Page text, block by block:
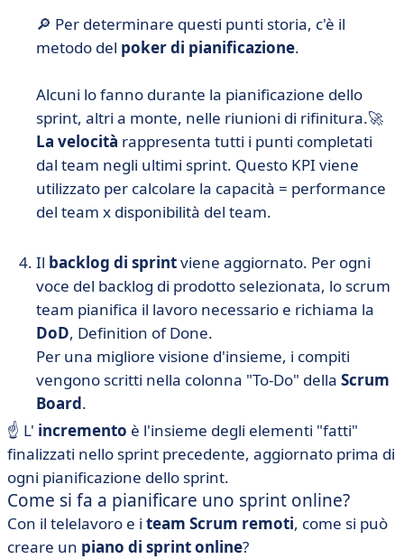
🔎 Per determinare questi punti storia, c'è il
metodo del poker di pianificazione.
Alcuni lo fanno durante la pianificazione dello
sprint, altri a monte, nelle riunioni di rifinitura.🚀
La velocità rappresenta tutti i punti completati
dal team negli ultimi sprint. Questo KPI viene
utilizzato per calcolare la capacità = performance
del team x disponibilità del team.
Il backlog di sprintviene aggiornato. Per ogni
voce del backlog di prodotto selezionata, lo scrum
team pianifica il lavoro necessario e richiama la
DoD, Definition of Done.
Per una migliore visione d'insieme, i compiti
vengono scritti nella colonna "To-Do" della Scrum
Board.
☝️ L' incremento è l'insieme degli elementi "fatti"
finalizzati nello sprint precedente, aggiornato prima di
ogni pianificazione dello sprint.
Come si fa a pianificare uno sprint online?
Con il telelavoro e i team Scrum remoti, come si può
creare un piano di sprint online?